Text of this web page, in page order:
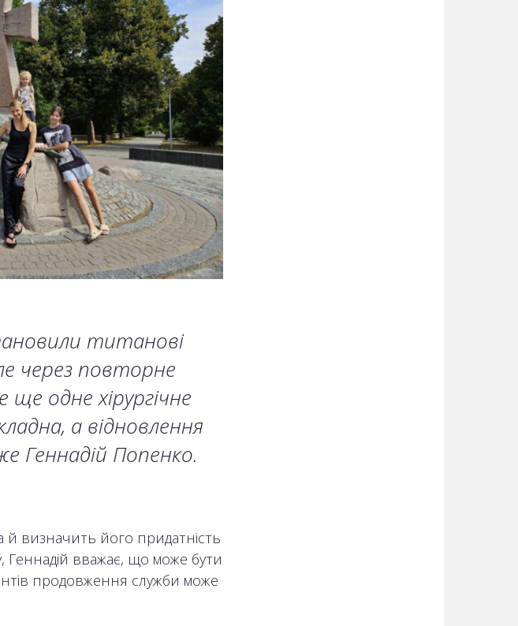
титанові
через повторне
одне хірургічне
а відновлення
Геннадій Попенко.
й визначить його придатність
Геннадій вважає, що може бути
продовження служби може